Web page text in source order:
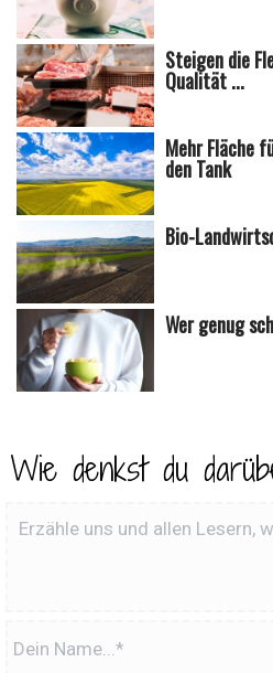
Steigen die
Qualität ...
Mehr Fläche
den Tank
Bio-
Wer genug
Wie denkst du